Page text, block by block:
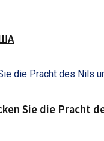
Sie die Pracht